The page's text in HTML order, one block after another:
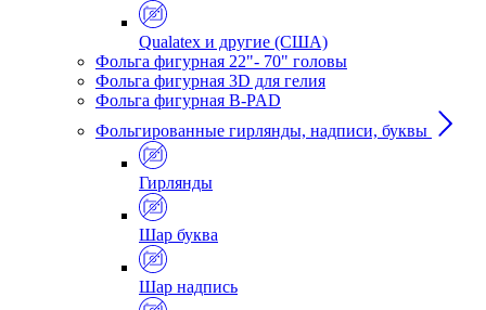
Qualatex и другие (США)
Фольга фигурная 22"- 70" головы
Фольга фигурная 3D для гелия
Фольга фигурная B-PAD
Фольгированные гирлянды, надписи, буквы
Гирлянды
Шар буква
Шар надпись